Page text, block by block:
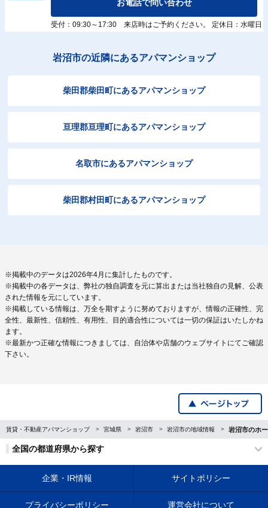
お電話で問い合わせ
受付：09:30～17:30 来店時はご予約ください。 定休日：水曜日
岩沼市の近隣にあるアパマンショップ
柴田郡柴田町にあるアパマンショップ
亘理郡亘理町にあるアパマンショップ
名取市にあるアパマンショップ
柴田郡村田町にあるアパマンショップ
※掲載中のデータは2026年4月に集計したものです。
※掲載中の各データは、弊社の独自調査を元に算出または当社独自の見解、公表
された情報を元にしています。
※掲載している情報は、万全を期すように努めておりますが、情報の正確性、完
全性、最新性、信頼性、有用性、目的適合性については一切の保証はいたしかね
ます。
※最新かつ正確な情報につきましては、自治体や店舗のウェブサイトにてご確認
下さい。
賃貸・不動産アパマンショップ 宮城県 岩沼市 岩沼市の地域情報 岩沼市のホ
全国の都道府県から探す
企業・IR情報 サイトポリシー
プライバシーポリシー 運営会社について